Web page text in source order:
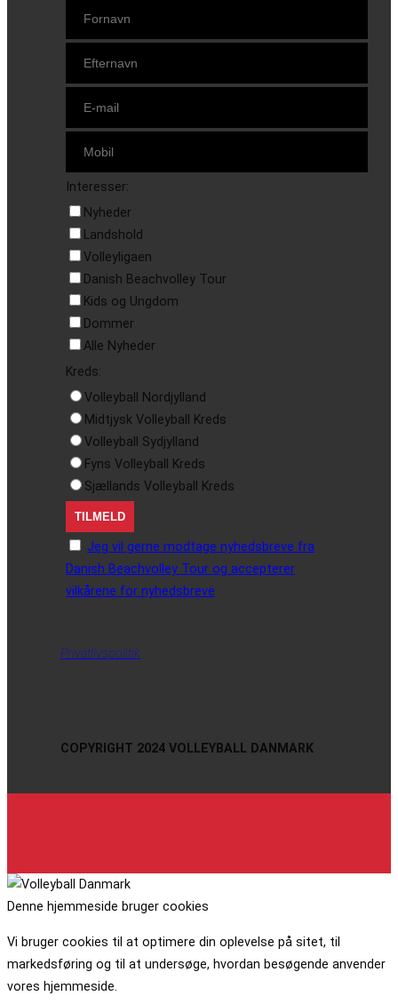
Interesser:
Nyheder
Landshold
Volleyligaen
Danish Beachvolley Tour
Kids og Ungdom
Dommer
Alle Nyheder
Kreds:
Volleyball Nordjylland
Midtjysk Volleyball Kreds
Volleyball Sydjylland
Fyns Volleyball Kreds
Sjællands Volleyball Kreds
Jeg vil gerne modtage nyhedsbreve fra
Danish Beachvolley Tour og accepterer
vilkårene for nyhedsbreve
Privatlivspolitik
COPYRIGHT 2024 VOLLEYBALL DANMARK
Denne hjemmeside bruger cookies
Vi bruger cookies til at optimere din oplevelse på sitet, til
markedsføring og til at undersøge, hvordan besøgende anvender
vores hjemmeside.